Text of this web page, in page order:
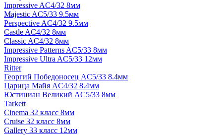
Impressive AC4/32 8мм
Majestic AC5/33 9.5мм
Perspective AC4/32 9.5мм
Castle AC4/32 8мм
Classic AC4/32 8мм
Impressive Patterns AC5/33 8мм
Impressive Ultra AC5/33 12мм
Ritter
Георгий Победоносец AC5/33 8.4мм
Царица Майя AC4/32 8.4мм
Юстиниан Великий AC5/33 8мм
Tarkett
Cinema 32 класс 8мм
Cruise 32 класс 8мм
Gallery 33 класс 12мм